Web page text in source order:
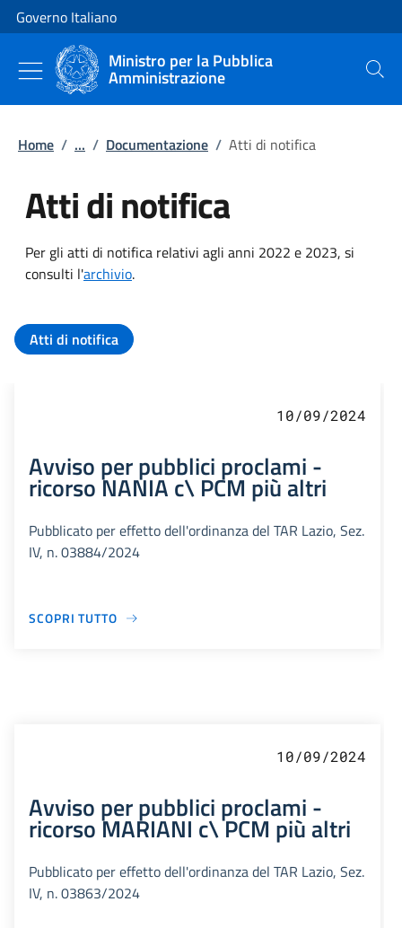
Vai al contenuto
Vai alla navigazione del sito
Governo Italiano
Ministro per la Pubblica
Amministrazione Cerca
Home / ... / Documentazione / Atti di notifica
Atti di notifica
Per gli atti di notifica relativi agli anni 2022 e 2023, si
consulti l'archivio.
Tutti i contenuti della pagina
Atti di notifica
10/09/2024
Avviso per pubblici proclami -
ricorso NANIA c\ PCM più altri
Pubblicato per effetto dell'ordinanza del TAR Lazio, Sez.
IV, n. 03884/2024
SCOPRI TUTTO
10/09/2024
Avviso per pubblici proclami -
ricorso MARIANI c\ PCM più altri
Pubblicato per effetto dell'ordinanza del TAR Lazio, Sez.
IV, n. 03863/2024